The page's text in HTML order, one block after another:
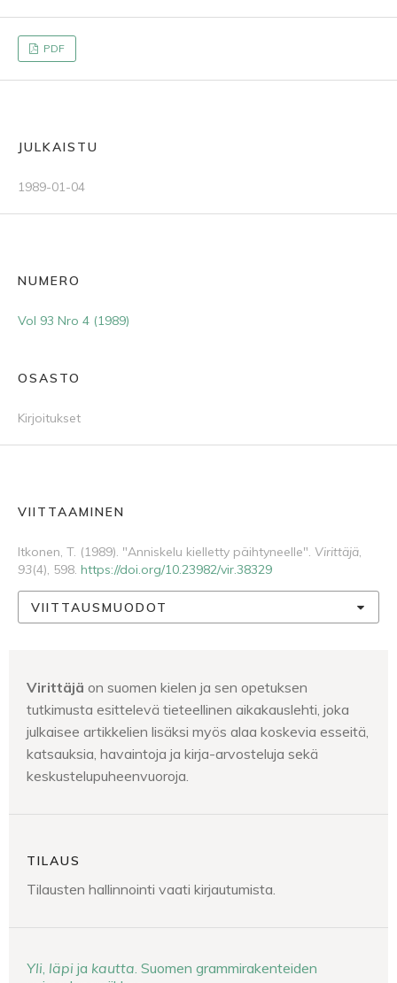
PDF
JULKAISTU
1989-01-04
NUMERO
Vol 93 Nro 4 (1989)
OSASTO
Kirjoitukset
VIITTAAMINEN
Itkonen, T. (1989). "Anniskelu kielletty päihtyneelle". Virittäjä,
93(4), 598. https://doi.org/10.23982/vir.38329
VIITTAUSMUODOT
Virittäjä on suomen kielen ja sen opetuksen
tutkimusta esittelevä tieteellinen aikakauslehti, joka
julkaisee artikkelien lisäksi myös alaa koskevia esseitä,
katsauksia, havaintoja ja kirja-arvosteluja sekä
keskustelupuheenvuoroja.
TILAUS
Tilausten hallinnointi vaati kirjautumista.
Yli läpi ja kautta . Suomen grammirakenteiden